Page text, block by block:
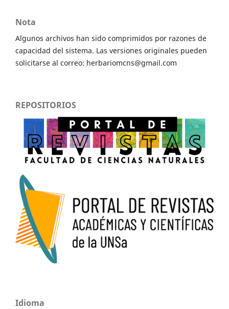
Nota
Algunos archivos han sido comprimidos por razones de
capacidad del sistema. Las versiones originales pueden
solicitarse al correo: herbariomcns@gmail.com
REPOSITORIOS
Idioma